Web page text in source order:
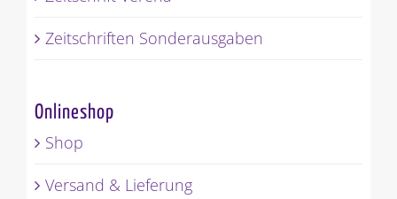
Zeitschriften Sonderausgaben
Onlineshop
Shop
Versand & Lieferung